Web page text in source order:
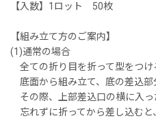
【入数】1ロット 50枚
【組み立て方のご案内】
(1)通常の場合
全ての折り目を折って型をつけ
底面から組み立て、底の差込部
その際、上部差込口の横に入っ
忘れずに折ってから差し込むと